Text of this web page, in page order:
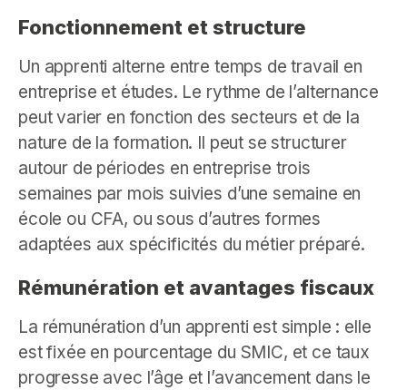
Fonctionnement et structure
Un apprenti alterne entre temps de travail en
entreprise et études. Le rythme de l’alternance
peut varier en fonction des secteurs et de la
nature de la formation. Il peut se structurer
autour de périodes en entreprise trois
semaines par mois suivies d’une semaine en
école ou CFA, ou sous d’autres formes
adaptées aux spécificités du métier préparé.
Rémunération et avantages fiscaux
La rémunération d’un apprenti est simple : elle
est fixée en pourcentage du SMIC, et ce taux
progresse avec l’âge et l’avancement dans le